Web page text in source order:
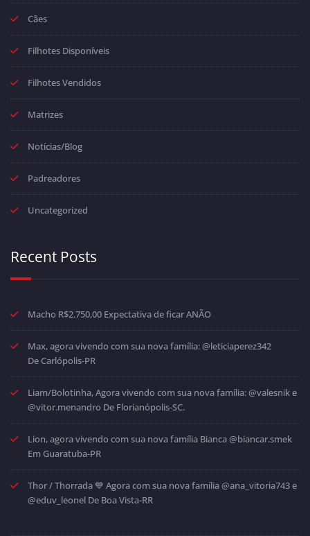
Cães
Filhotes Disponíveis
Filhotes Vendidos
Matrizes
Notícias/Blog
Padreadores
Uncategorized
Recent Posts
Macho R$2.750,00 Expectativa de ficar ANÃO
Max, agora vivendo com sua nova família: @leticiaperez342
De Carlópolis-PR
Liam/Bolotinha, Agora vivendo com sua nova família: @valesnik e
@vitor.menandro De Florianópolis-SC.
Lion, agora vivendo com sua nova família Bianca @biancar.smek
Em Guaratuba-PR
Thor / Thorrada 💙 Agora com sua nova família @ana_vitoria743 e
@eduv_leonel De Boa Vista-RR